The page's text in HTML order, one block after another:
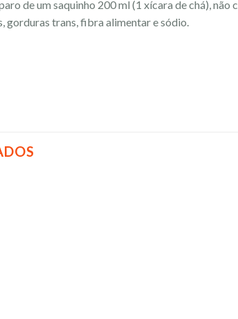
de um saquinho 200 ml (1 xícara de chá),
gorduras trans, fibra alimentar e sódio.